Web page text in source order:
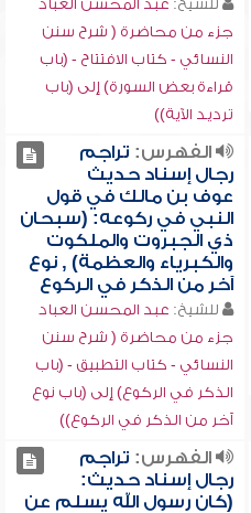
للشيخ: عبد المحسن العباد
جزء من محاضرة ( شرح سنن
النسائي - كتاب الافتتاح - (باب
قراءة بعض السورة) إلى (باب
ترديد الآية))
الفهرس: تراجم
رجال إسناد حديث
عوف بن مالك في قول
النبي في ركوعه: (سبحان
ذي الجبروت والملكوت
والكبرياء والعظمة) , نوع
آخر من الذكر في الركوع
للشيخ: عبد المحسن العباد
جزء من محاضرة ( شرح سنن
النسائي - كتاب التطبيق - (باب
الذكر في الركوع) إلى (باب نوع
آخر من الذكر في الركوع))
الفهرس: تراجم
رجال إسناد حديث:
(كان رسول الله يسلم عن